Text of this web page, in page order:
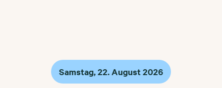
Samstag, 22. August 2026